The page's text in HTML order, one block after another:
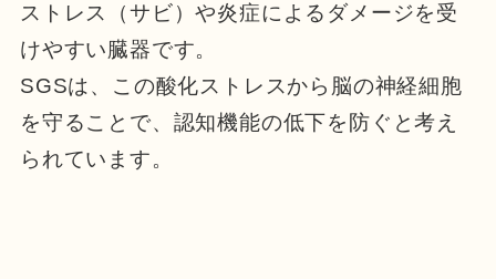
ストレス（サビ）や炎症によるダメージを受
けやすい臓器です。
SGSは、この酸化ストレスから脳の神経細胞
を守ることで、認知機能の低下を防ぐと考え
られています。